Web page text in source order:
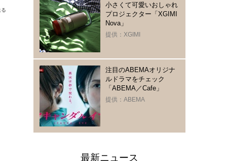
小さくて可愛いおしゃれ
プロジェクター「XGIMI
Nova」
提供：XGIMI
注目のABEMAオリジナ
ルドラマをチェック
「ABEMA／Cafe」
提供：ABEMA